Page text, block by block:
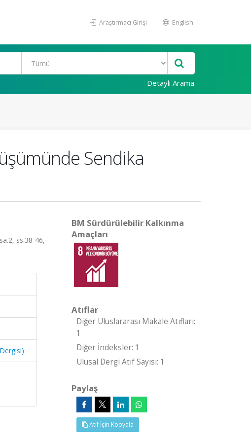
Araştırmacı Girişi English
Detaylı Arama
Sendika
ss.38-46,
BM Sürdürülebilir Kalkınma
Amaçları
Atıflar
Diğer Uluslararası Makale Atıfları:
1
Diğer İndeksler: 1
Ulusal Dergi Atıf Sayısı: 1
Paylaş
Atıf İçin Kopyala